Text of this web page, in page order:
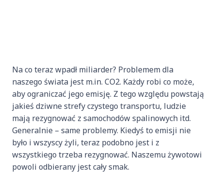
Na co teraz wpadł miliarder? Problemem dla
naszego świata jest m.in. CO2. Każdy robi co może,
aby ograniczać jego emisję. Z tego względu powstają
jakieś dziwne strefy czystego transportu, ludzie
mają rezygnować z samochodów spalinowych itd.
Generalnie – same problemy. Kiedyś to emisji nie
było i wszyscy żyli, teraz podobno jest i z
wszystkiego trzeba rezygnować. Naszemu żywotowi
powoli odbierany jest cały smak.